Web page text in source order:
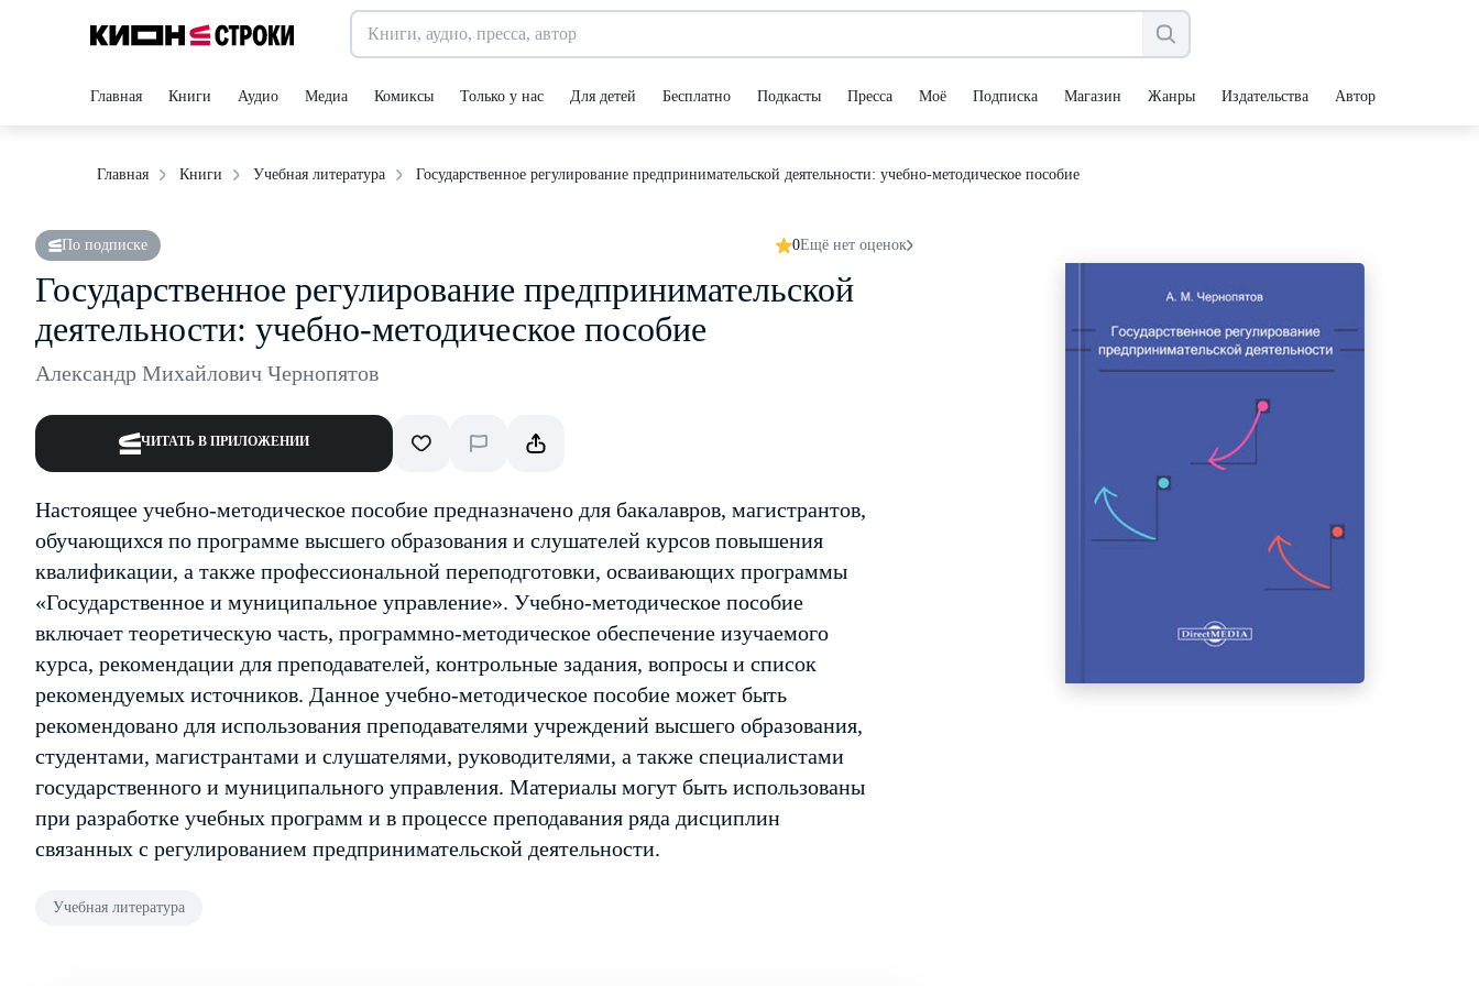
Главная Книги Аудио Медиа Комиксы Только у нас Для детей Бесплатно Подкасты Пресса Моё Подписка Магазин Жанры Издательства Авторы
Главная Книги Учебная литература Государственное регулирование предпринимательской деятельности: учебно-методическое пособие
По подписке 0Ещё нет оценок
Государственное регулирование предпринимательской
деятельности: учебно-методическое пособие
Александр Михайлович Чернопятов
ЧИТАТЬ В ПРИЛОЖЕНИИ
Настоящее учебно-методическое пособие предназначено для бакалавров, магистрантов,
обучающихся по программе высшего образования и слушателей курсов повышения
квалификации, а также профессиональной переподготовки, осваивающих программы
«Государственное и муниципальное управление». Учебно-методическое пособие
включает теоретическую часть, программно-методическое обеспечение изучаемого
курса, рекомендации для преподавателей, контрольные задания, вопросы и список
рекомендуемых источников. Данное учебно-методическое пособие может быть
рекомендовано для использования преподавателями учреждений высшего образования,
студентами, магистрантами и слушателями, руководителями, а также специалистами
государственного и муниципального управления. Материалы могут быть использованы
при разработке учебных программ и в процессе преподавания ряда дисциплин
связанных с регулированием предпринимательской деятельности.
Учебная литература